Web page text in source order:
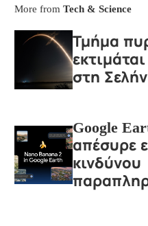
More from Tech & Science
Τμήμα
στη
Google
απέσυρε
κινδύνου